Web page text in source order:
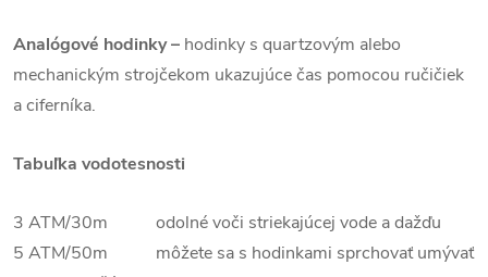
Analógové hodinky – hodinky s quartzovým alebo
mechanickým strojčekom ukazujúce čas pomocou ručičiek
a ciferníka.
Tabuľka vodotesnosti
3 ATM/30m odolné voči striekajúcej vode a dažďu
5 ATM/50m môžete sa s hodinkami sprchovať umývať